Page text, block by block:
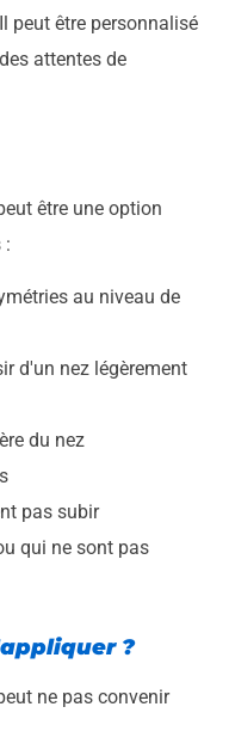
Il peut être personnalisé
attentes de
être une option
:
au niveau de
d'un nez légèrement
du nez
pas subir
qui ne sont pas
?
ne pas convenir